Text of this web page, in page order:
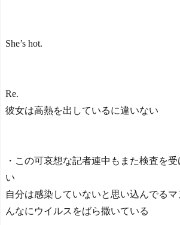
She’s hot.
Re.
彼女は高熱を出しているに違いない
・この可哀想な記者連中もまた検査を
い
自分は感染していないと思い込んでる
んなにウイルスをばら撒いている